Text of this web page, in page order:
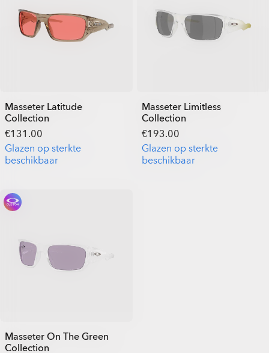
Masseter Latitude
Collection
€131.00
Glazen op sterkte
beschikbaar
Masseter Limitless
Collection
€193.00
Glazen op sterkte
beschikbaar
Masseter On The Green
Collection